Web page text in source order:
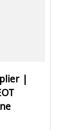
|